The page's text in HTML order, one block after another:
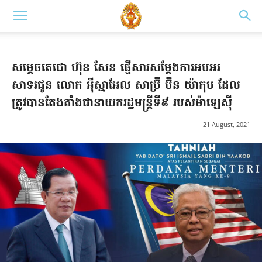
សម្តេចតេជោ ហ៊ុន សែន ផ្ញើសារសម្តែងការអបអរ
សាទរជូន លោក អ៉ីស្មាអែល សាប្រ៊ី ប៊ីន យ៉ាកុប ដែល
ត្រូវបានតែងតាំងជានាយករដ្ឋមន្រ្តីទី៩ របស់ម៉ាឡេស៊ី
21 August, 2021